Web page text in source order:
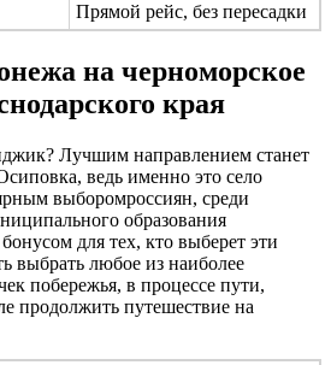
Прямой рейс, без пересадки
на черноморское
края
Лучшим направлением станет
ведь именно это село
выборомроссиян, среди
образования
для тех, кто выберет эти
выбрать любое из наиболее
побережья, в процессе пути,
продолжить путешествие на